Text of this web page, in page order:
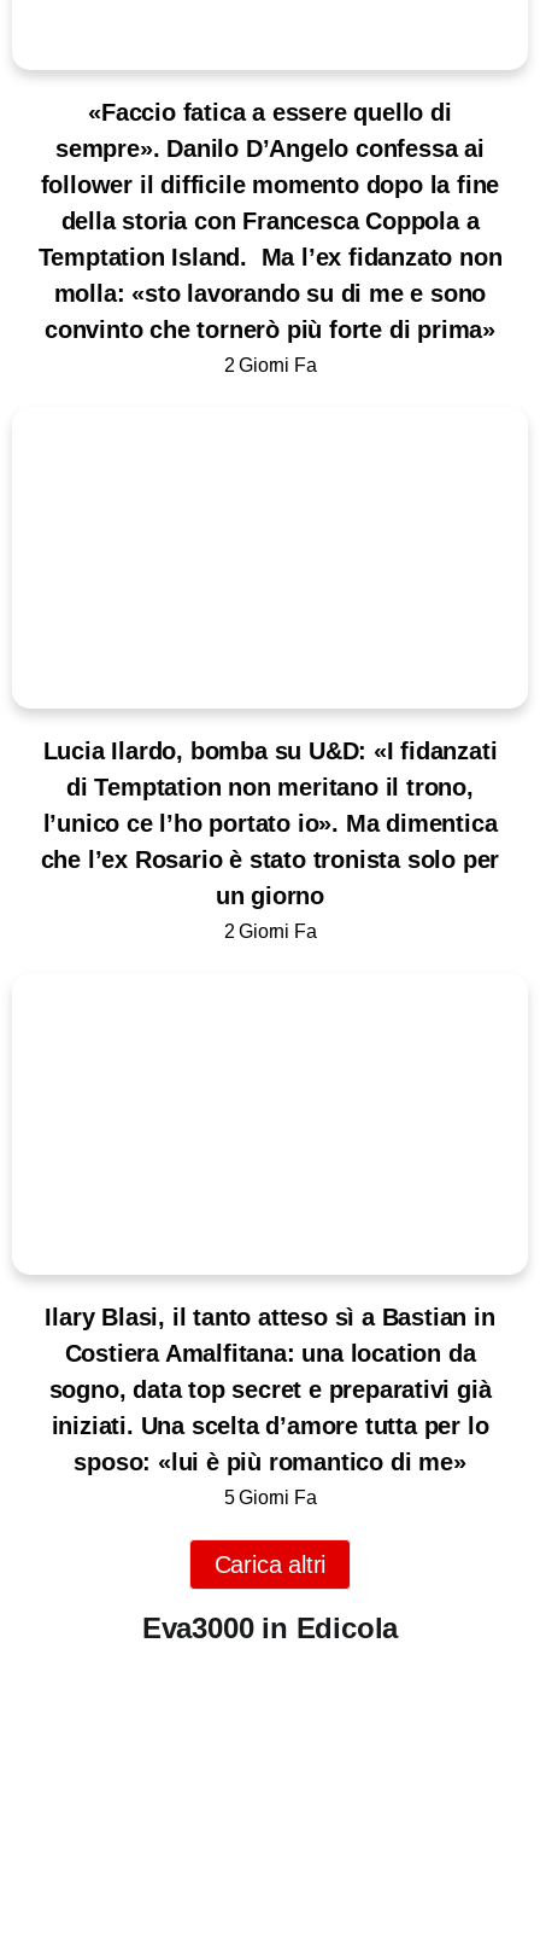
«Faccio fatica a essere quello di
sempre». Danilo D’Angelo confessa ai
follower il difficile momento dopo la fine
della storia con Francesca Coppola a
Temptation Island. Ma l’ex fidanzato non
molla: «sto lavorando su di me e sono
convinto che tornerò più forte di prima»
2 Giorni Fa
Lucia Ilardo, bomba su U&D: «I fidanzati
di Temptation non meritano il trono,
l’unico ce l’ho portato io». Ma dimentica
che l’ex Rosario è stato tronista solo per
un giorno
2 Giorni Fa
Ilary Blasi, il tanto atteso sì a Bastian in
Costiera Amalfitana: una location da
sogno, data top secret e preparativi già
iniziati. Una scelta d’amore tutta per lo
sposo: «lui è più romantico di me»
5 Giorni Fa
Carica altri
Eva3000 in Edicola